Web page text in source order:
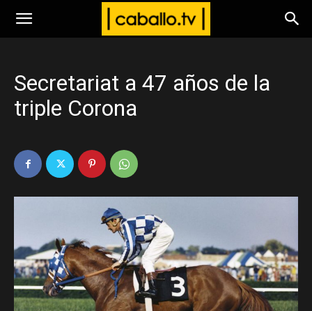
www.caballo.tv
Secretariat a 47 años de la
triple Corona